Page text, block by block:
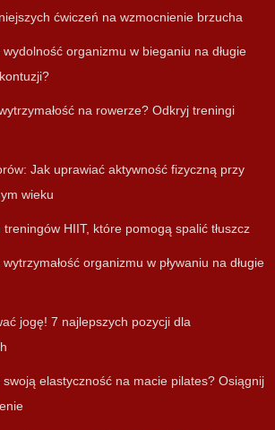
ćwiczeń na wzmocnienie brzucha
organizmu w bieganiu na długie
na rowerze? Odkryj treningi
Jak uprawiać aktywność fizyczną przy
wieku
HIIT, które pomogą spalić tłuszcz
organizmu w pływaniu na długie
jogę! 7 najlepszych pozycji dla
swoją elastyczność na macie pilates? Osiągnij